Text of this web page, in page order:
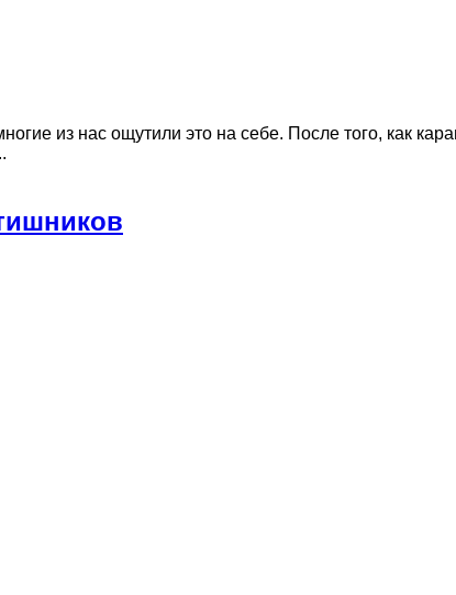
из нас ощутили это на себе. После того, как